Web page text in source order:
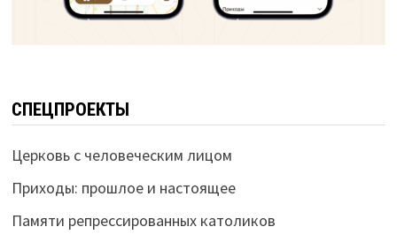
СПЕЦПРОЕКТЫ
Церковь с человеческим лицом
Приходы: прошлое и настоящее
Памяти репрессированных католиков